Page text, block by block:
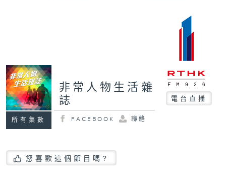
所有集數
非常人物生活雜
誌
電台直播
FACEBOOK 聯絡
您喜歡這個節目嗎?